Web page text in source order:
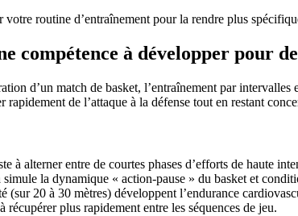
routine d’entraînement pour la rendre plus
compétence à développer pour
d’un match de basket, l’entraînement par
de l’attaque à la défense tout en restant
à alterner entre de courtes phases d’efforts de haute
la dynamique « action-pause » du basket et
(sur 20 à 30 mètres) développent l’endurance
plus rapidement entre les séquences de jeu.